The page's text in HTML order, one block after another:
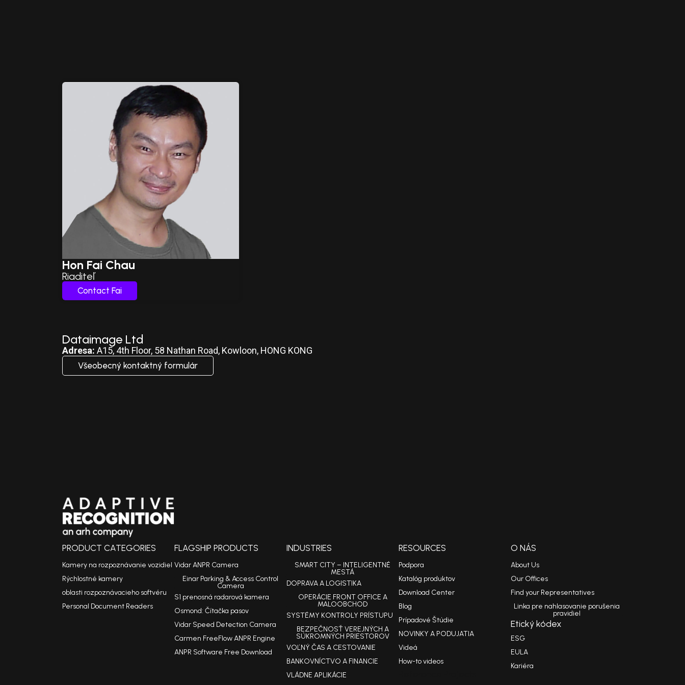
Hon Fai Chau
Riaditeľ
Contact Fai
Dataimage Ltd
Adresa: A15, 4th Floor, 58 Nathan Road, Kowloon, HONG KONG
Všeobecný kontaktný formulár
PRODUCT CATEGORIES
Kamery na rozpoznávanie vozidiel
Rýchlostné kamery
oblasti rozpoznávacieho softvéru
Personal Document Readers
FLAGSHIP PRODUCTS
Vidar ANPR Camera
Einar Parking & Access Control
Camera
S1 prenosná radarová kamera
Osmond: Čítačka pasov
Vidar Speed Detection Camera
Carmen FreeFlow ANPR Engine
ANPR Software Free Download
INDUSTRIES
SMART CITY – INTELIGENTNÉ
MESTÁ
DOPRAVA A LOGISTIKA
OPERÁCIE FRONT OFFICE A
MALOOBCHOD
SYSTÉMY KONTROLY PRÍSTUPU
BEZPEČNOSŤ VEREJNÝCH A
SÚKROMNÝCH PRIESTOROV
VOĽNÝ ČAS A CESTOVANIE
BANKOVNÍCTVO A FINANCIE
VLÁDNE APLIKÁCIE
RESOURCES
Podpora
Katalóg produktov
Download Center
Blog
Prípadové Štúdie
NOVINKY A PODUJATIA
Videá
How-to videos
O NÁS
About Us
Our Offices
Find your Representatives
Linka pre nahlasovanie porušenia
pravidiel
Etický kódex
ESG
EULA
Kariéra